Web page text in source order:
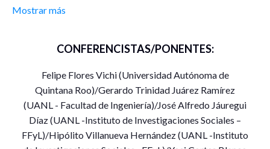
mundial, la falta de agua amenaza el desarrollo
desde diferentes aristas problema del desabasto de agua, al
resaltar la importancia de una buena gestión para sortear de
manera exitosa la crisis hídrica actual, ocasionada por la
falta de planeación, demanda creciente de la población, la
industria y el cambio climático.
Mostrar más
CONFERENCISTAS/PONENTES:
Felipe Flores Vichi (Universidad Autónoma de
Quintana Roo)/Gerardo Trinidad Juárez Ramírez
(UANL - Facultad de Ingeniería)/José Alfredo Jáuregui
Díaz (UANL -Instituto de Investigaciones Sociales –
FFyL)/Hipólito Villanueva Hernández (UANL -Instituto